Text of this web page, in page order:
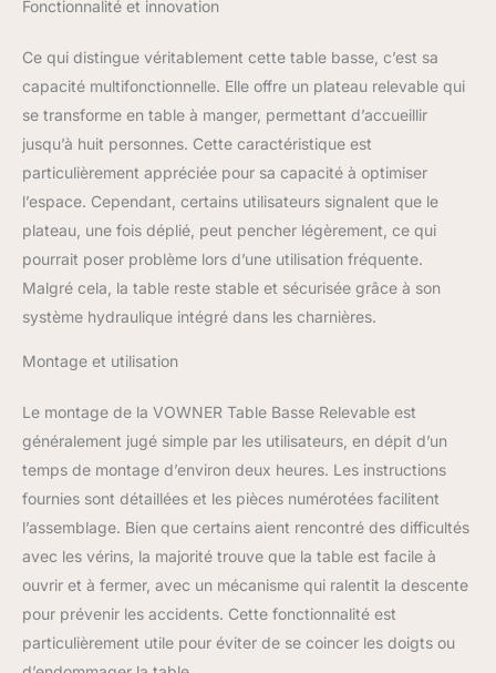
traditionnel pour rendre
la table facile à soulever,
sans bruit. La
construction en bois
exquise et les matériaux
sélectionnés
garantissent la durabilité
et la stabilité de la table,
qui ne tremblera pas et
ne s'inclinera pas
pendant l'utilisation.
[GRANDS ESPACES DE
rangement cachés pour
rangement organisé des
objets de la famille, qui
vous permettent de
ranger les objets
que vous ne voudriez
pas que vos invités
voient. [STYLE SIMPLE] :
Latable basse relevable a
Fonctionnalité et innovation
Ce qui distingue véritablement cette table basse, c’est sa
capacité multifonctionnelle. Elle offre un plateau relevable qui
se transforme en table à manger, permettant d’accueillir
jusqu’à huit personnes. Cette caractéristique est
particulièrement appréciée pour sa capacité à optimiser
l’espace. Cependant, certains utilisateurs signalent que le
plateau, une fois déplié, peut pencher légèrement, ce qui
pourrait poser problème lors d’une utilisation fréquente.
Malgré cela, la table reste stable et sécurisée grâce à son
système hydraulique intégré dans les charnières.
Montage et utilisation
Le montage de la VOWNER Table Basse Relevable est
généralement jugé simple par les utilisateurs, en dépit d’un
temps de montage d’environ deux heures. Les instructions
fournies sont détaillées et les pièces numérotées facilitent
l’assemblage. Bien que certains aient rencontré des difficultés
avec les vérins, la majorité trouve que la table est facile à
ouvrir et à fermer, avec un mécanisme qui ralentit la descente
pour prévenir les accidents. Cette fonctionnalité est
particulièrement utile pour éviter de se coincer les doigts ou